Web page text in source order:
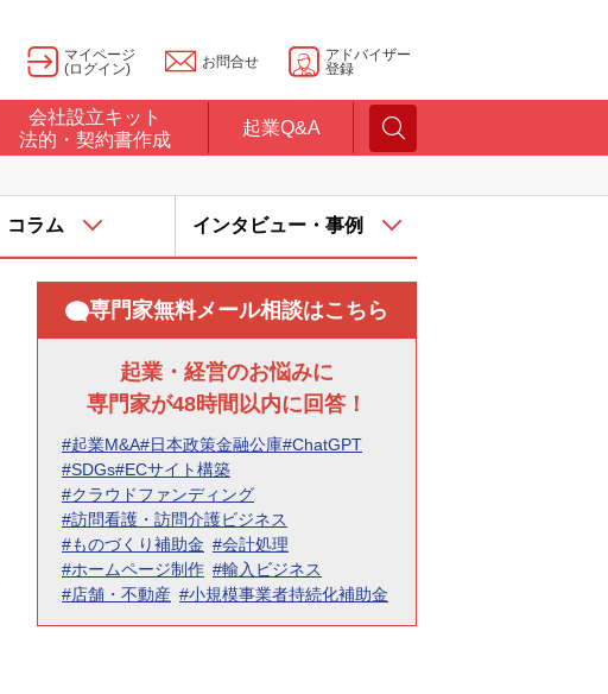
マイページ
(ログイン)
お問合せ
アドバイザー
登録
会社設立キット
法的・契約書作成
起業Q&A
コラム インタビュー・事例
専門家無料メール相談はこちら
起業・経営のお悩みに
専門家が48時間以内に回答！
#起業M&A#日本政策金融公庫#ChatGPT
#SDGs#ECサイト構築
#クラウドファンディング
#訪問看護・訪問介護ビジネス
#ものづくり補助金 #会計処理
#ホームページ制作 #輸入ビジネス
#店舗・不動産 #小規模事業者持続化補助金